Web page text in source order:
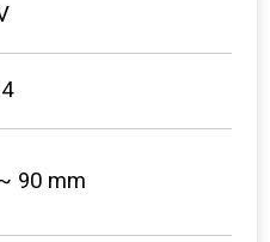
90 mm